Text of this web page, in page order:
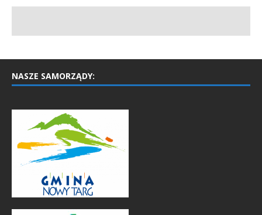
NASZE SAMORZĄDY: